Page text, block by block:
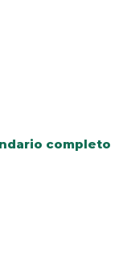
completo